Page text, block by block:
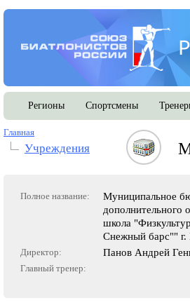
Регионы Спортсмены
Главная
Учреждения
Полное название:
Муниципальное
дополнительного
школа
Снежный барс"" г.
Директор: Панов Андрей
Главный тренер: